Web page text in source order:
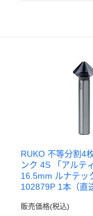
RUKO 不等分割4
ンク 4S 「アルテ
16.5mm ルナテッ
102879P 1本（直
販売価格(税込)